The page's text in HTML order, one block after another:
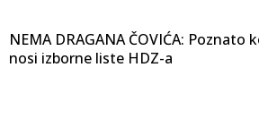
NEMA DRAGANA ČOVIĆA: Poznato
nosi izborne liste HDZ-a